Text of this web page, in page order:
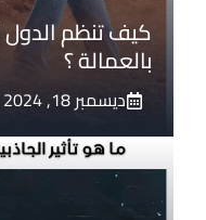
كيف تنظم الدول
بالعمالة ؟
ديسمبر 18, 2024